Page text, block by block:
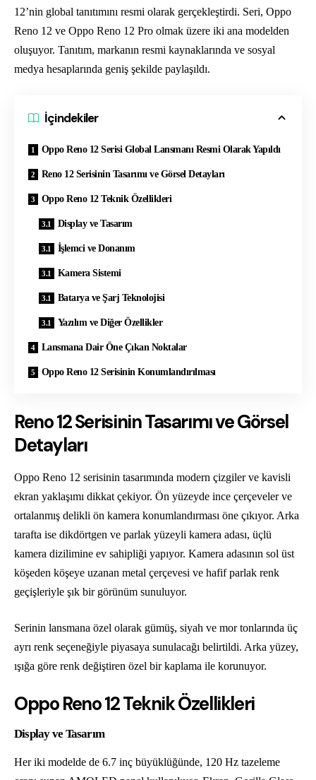
12’nin global tanıtımını resmi olarak gerçekleştirdi. Seri, Oppo
Reno 12 ve Oppo Reno 12 Pro olmak üzere iki ana modelden
oluşuyor. Tanıtım, markanın resmi kaynaklarında ve sosyal
medya hesaplarında geniş şekilde paylaşıldı.
İçindekiler
Oppo Reno 12 Serisi Global Lansmanı Resmi Olarak Yapıldı
Reno 12 Serisinin Tasarımı ve Görsel Detayları
Oppo Reno 12 Teknik Özellikleri
Display ve Tasarım
İşlemci ve Donanım
Kamera Sistemi
Batarya ve Şarj Teknolojisi
Yazılım ve Diğer Özellikler
Lansmana Dair Öne Çıkan Noktalar
Oppo Reno 12 Serisinin Konumlandırılması
Reno 12 Serisinin Tasarımı ve Görsel
Detayları
Oppo Reno 12 serisinin tasarımında modern çizgiler ve kavisli
ekran yaklaşımı dikkat çekiyor. Ön yüzeyde ince çerçeveler ve
ortalanmış delikli ön kamera konumlandırması öne çıkıyor. Arka
tarafta ise dikdörtgen ve parlak yüzeyli kamera adası, üçlü
kamera dizilimine ev sahipliği yapıyor. Kamera adasının sol üst
köşeden köşeye uzanan metal çerçevesi ve hafif parlak renk
geçişleriyle şık bir görünüm sunuluyor.
Serinin lansmana özel olarak gümüş, siyah ve mor tonlarında üç
ayrı renk seçeneğiyle piyasaya sunulacağı belirtildi. Arka yüzey,
ışığa göre renk değiştiren özel bir kaplama ile korunuyor.
Oppo Reno 12 Teknik Özellikleri
Display ve Tasarım
Her iki modelde de 6.7 inç büyüklüğünde, 120 Hz tazeleme